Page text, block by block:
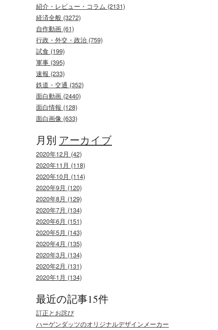
紹介・レビュー・コラム (2131)
経済全般 (3272)
自作動画 (61)
行政・外交・政治 (759)
試食 (199)
軍事 (395)
速報 (233)
鉄道・交通 (352)
面白動画 (2440)
面白情報 (128)
面白画像 (633)
月別 アーカイブ
2020年12月 (42)
2020年11月 (118)
2020年10月 (114)
2020年9月 (120)
2020年8月 (129)
2020年7月 (134)
2020年6月 (151)
2020年5月 (143)
2020年4月 (135)
2020年3月 (134)
2020年2月 (131)
2020年1月 (134)
最近の記事15件
訂正とお詫び
ハーゲンダッツのオリジナルデザインメーカー